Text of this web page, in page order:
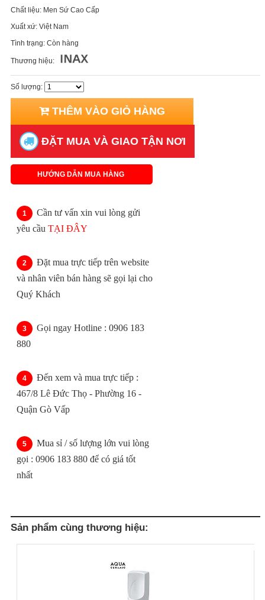
Chất liệu: Men Sứ Cao Cấp
Xuất xứ: Việt Nam
Tình trạng: Còn hàng
Thương hiệu:
Số lượng:
THÊM VÀO GIỎ HÀNG
ĐẶT MUA VÀ GIAO TẬN NƠI
HƯỚNG DẪN MUA HÀNG
Cần tư vấn xin vui lòng gửi
yêu cầu TẠI ĐÂY
Đặt mua trực tiếp trên website
và nhân viên bán hàng sẽ gọi lại cho
Quý Khách
Gọi ngay Hotline : 0906 183
880
Đến xem và mua trực tiếp :
467/8 Lê Đức Thọ - Phường 16 -
Quận Gò Vấp
Mua sỉ / số lượng lớn vui lòng
gọi : 0906 183 880 để có giá tốt
nhất
Sản phẩm cùng thương hiệu: